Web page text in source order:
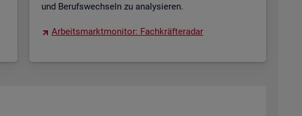
und Be­rufs­wech­seln zu ana­ly­sie­ren.
Ar­beits­markt­mo­ni­tor: Fach­kräf­te­ra­dar